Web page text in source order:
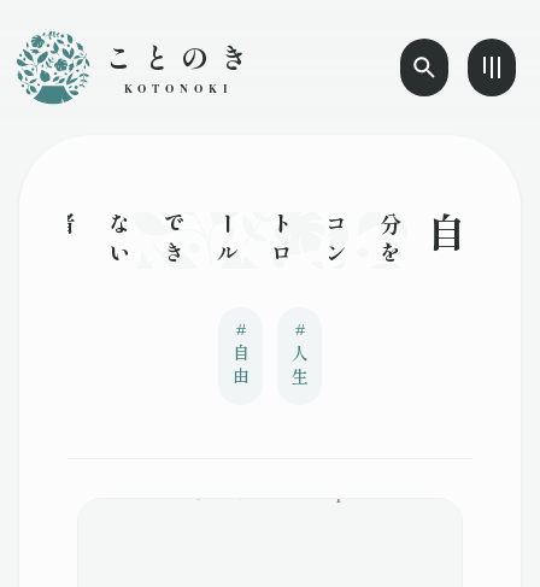
ことのき
KOTONOKI
自分
を
コ
ン
ト
ロ
ー
ル
で
き
な
い
者に
、
自
由
は
な
い
の
だ
#
自由
#
人生